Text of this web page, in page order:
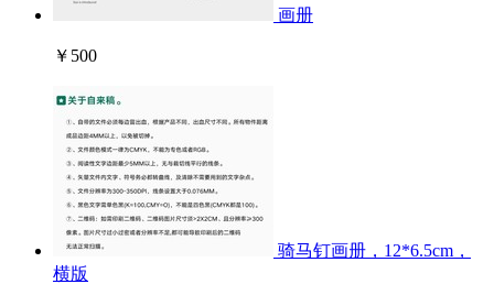
画册
￥500
骑马钉画册，12*6.5cm，
横版